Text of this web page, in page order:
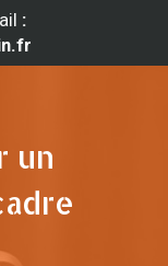
:
un